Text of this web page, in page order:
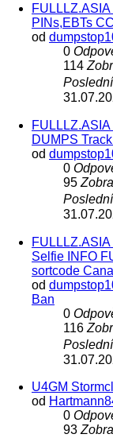
PINs,EBTs
od
0
114
DUMPS
od
0
95
Selfie INFO
sortcode
od
Ban
0
116
U4GM
od
0
93